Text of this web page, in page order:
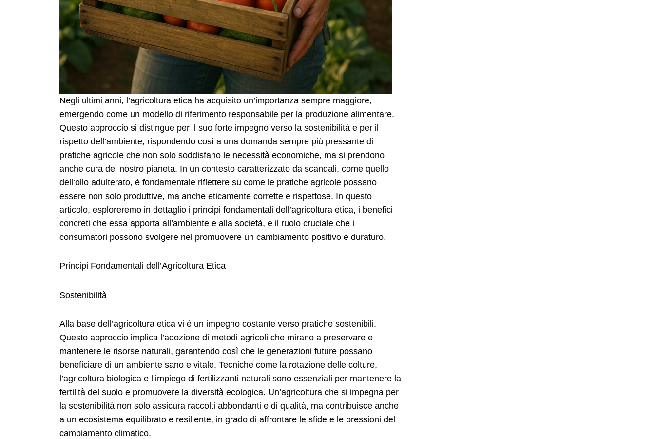
Negli ultimi anni, l’agricoltura etica ha acquisito un’importanza sempre maggiore,
emergendo come un modello di riferimento responsabile per la produzione alimentare.
Questo approccio si distingue per il suo forte impegno verso la sostenibilità e per il
rispetto dell’ambiente, rispondendo così a una domanda sempre più pressante di
pratiche agricole che non solo soddisfano le necessità economiche, ma si prendono
anche cura del nostro pianeta. In un contesto caratterizzato da scandali, come quello
dell’olio adulterato, è fondamentale riflettere su come le pratiche agricole possano
essere non solo produttive, ma anche eticamente corrette e rispettose. In questo
articolo, esploreremo in dettaglio i principi fondamentali dell’agricoltura etica, i benefici
concreti che essa apporta all’ambiente e alla società, e il ruolo cruciale che i
consumatori possono svolgere nel promuovere un cambiamento positivo e duraturo.
Principi Fondamentali dell’Agricoltura Etica
Sostenibilità
Alla base dell’agricoltura etica vi è un impegno costante verso pratiche sostenibili.
Questo approccio implica l’adozione di metodi agricoli che mirano a preservare e
mantenere le risorse naturali, garantendo così che le generazioni future possano
beneficiare di un ambiente sano e vitale. Tecniche come la rotazione delle colture,
l’agricoltura biologica e l’impiego di fertilizzanti naturali sono essenziali per mantenere la
fertilità del suolo e promuovere la diversità ecologica. Un’agricoltura che si impegna per
la sostenibilità non solo assicura raccolti abbondanti e di qualità, ma contribuisce anche
a un ecosistema equilibrato e resiliente, in grado di affrontare le sfide e le pressioni del
cambiamento climatico.